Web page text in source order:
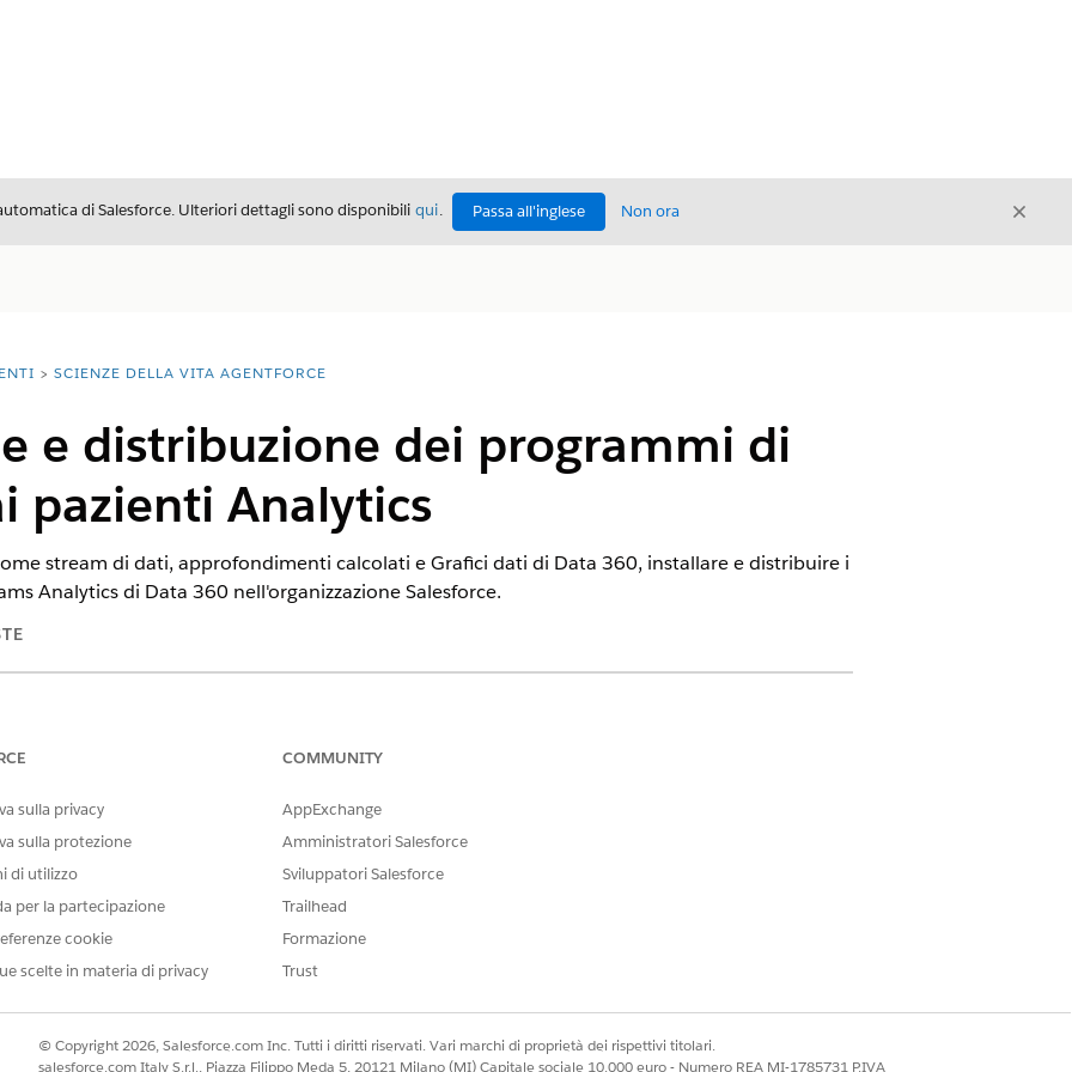
di Salesforce. Ulteriori dettagli sono disponibili qui. Passa all'inglese Non ora Chiudi
SCIENZE DELLA VITA AGENTFORCE
e distribuzione dei programmi di
pazienti Analytics
stream di dati, approfondimenti calcolati e Grafici dati di Data 360, installare e distribuire i
Analytics di Data 360 nell'organizzazione Salesforce.
dei dati, agli stream di dati e generare approfondimenti calcolati in Data 360, installare i pacchetti di kit
Salesforce.
dati
e che siano stati creati gli oggetti modello di dati (DMO) richiesti.
per i programmi di assistenza al paziente
dati per connettere l'organizzazione Salesforce a Data 360. Gli stream di dati consentono di installare
sulla privacy
sulla protezione
di utilizzo
per la partecipazione
cookie
scelte in materia di privacy
COMMUNITY
AppExchange
Amministratori Salesforce
Sviluppatori Salesforce
Trailhead
Formazione
Trust
© Copyright 2026, Salesforce.com Inc. Tutti i diritti riservati. Vari marchi di proprietà dei rispettivi titolari.
salesforce.com Italy S.r.l., Piazza Filippo Meda 5, 20121 Milano (MI) Capitale sociale 10.000 euro - Numero REA MI-1785731 P.IVA